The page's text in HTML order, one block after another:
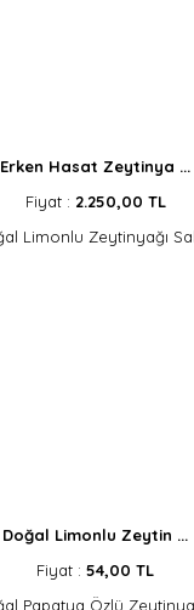
Erken Hasat Zeytinya ...
Fiyat : 2.250,00 TL
Doğal Limonlu Zeytin ...
Fiyat : 54,00 TL